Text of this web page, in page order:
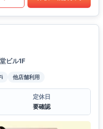
ビル1F
他店舗利用
定休日
要確認